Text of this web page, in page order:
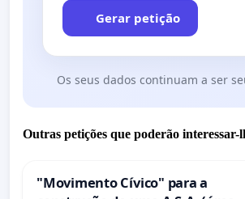
Gerar petição
Os seus dados continuam a ser
Outras petições que poderão interessar-
"Movimento Cívico" para a